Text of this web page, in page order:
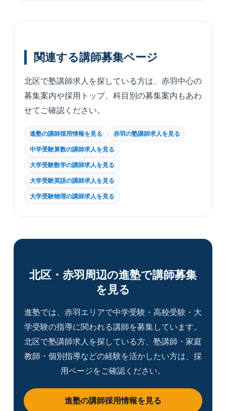
関連する講師募集ページ
北区で塾講師求人を探している方は、赤羽中心の
募集案内や採用トップ、科目別の募集案内もあわ
せてご確認ください。
進塾の講師採用情報を見る 赤羽の塾講師求人を見る
中学受験算数の講師求人を見る
大学受験数学の講師求人を見る
大学受験英語の講師求人を見る
大学受験物理の講師求人を見る
北区・赤羽周辺の進塾で講師募集
を見る
進塾では、赤羽エリアで中学受験・高校受験・大
学受験の指導に関われる講師を募集しています。
北区で塾講師求人を探している方、塾講師・家庭
教師・個別指導などの経験を活かしたい方は、採
用ページをご確認ください。
進塾の講師採用情報を見る